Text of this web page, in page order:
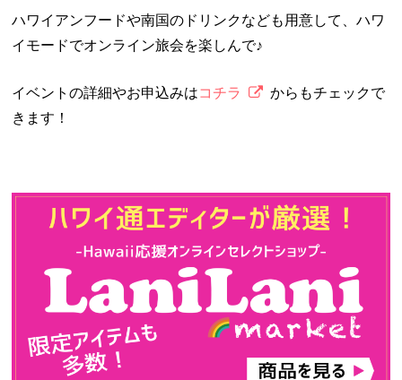
ハワイアンフードや南国のドリンクなども用意して、ハワ
イモードでオンライン旅会を楽しんで♪
イベントの詳細やお申込みはコチラ
からもチェックで
きます！